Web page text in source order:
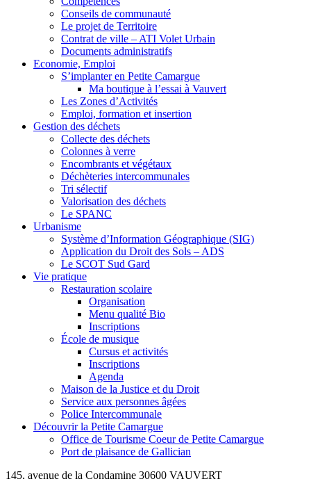
Conseils de communauté
Le projet de Territoire
Contrat de ville – ATI Volet Urbain
Documents administratifs
Economie, Emploi
S’implanter en Petite Camargue
Ma boutique à l’essai à Vauvert
Les Zones d’Activités
Emploi, formation et insertion
Gestion des déchets
Collecte des déchets
Colonnes à verre
Encombrants et végétaux
Déchèteries intercommunales
Tri sélectif
Valorisation des déchets
Le SPANC
Urbanisme
Système d’Information Géographique (SIG)
Application du Droit des Sols – ADS
Le SCOT Sud Gard
Vie pratique
Restauration scolaire
Organisation
Menu qualité Bio
Inscriptions
École de musique
Cursus et activités
Inscriptions
Agenda
Maison de la Justice et du Droit
Service aux personnes âgées
Police Intercommunale
Découvrir la Petite Camargue
Office de Tourisme Coeur de Petite Camargue
Port de plaisance de Gallician
145, avenue de la Condamine 30600 VAUVERT